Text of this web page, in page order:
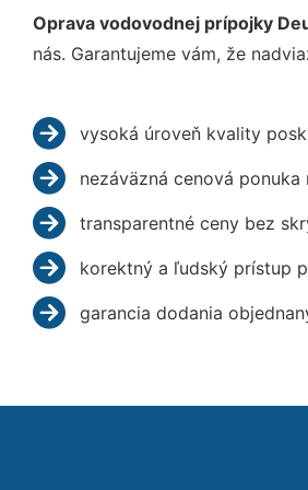
Oprava vodovodnej prípojky
nás. Garantujeme vám, že
vysoká úroveň kvality
nezáväzná cenová ponuka
transparentné ceny bez
korektný a ľudský prístup
garancia dodania